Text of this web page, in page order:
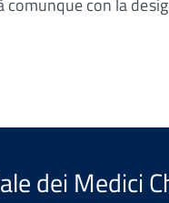
dei Medici